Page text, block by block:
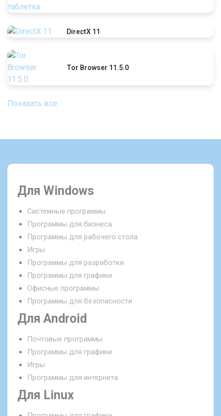
DirectX 11
Tor Browser 11.5.0
Показать все
Для Windows
Системные программы
Программы для бизнеса
Программы для рабочего стола
Игры
Программы для разработки
Программы для графики
Офисные программы
Программы для безопасности
Для Android
Почтовые программы
Программы для графики
Игры
Программы для интернета
Для Linux